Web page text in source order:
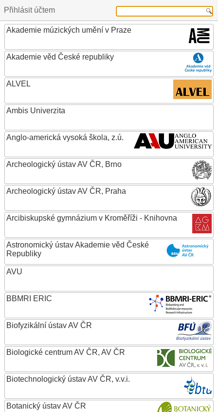
Přihlásit účtem
Akademie múzických umění v Praze
Akademie věd České republiky
ALVEL
Ambis Univerzita
Anglo-americká vysoká škola, z.ú.
Archeologický ústav AV ČR, Brno
Archeologický ústav AV ČR, Praha
Arcibiskupské gymnázium v Kroměříži - Knihovna
Astronomický ústav Akademie věd České
Republiky
AVU
BBMRI ERIC
Biofyzikální ústav AV ČR
Biologické centrum AV ČR, AV ČR
Biotechnologický ústav AV ČR, v.v.i.
Botanický ústav AV ČR